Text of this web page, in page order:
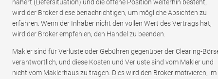
nähert (Liefersituation) und die offene Position weiterhin besteht,
wird der Broker diese benachrichtigen, um mögliche Absichten zu
erfahren. Wenn der Inhaber nicht den vollen Wert des Vertrags hat,
wird der Broker empfehlen, den Handel zu beenden.
Makler sind für Verluste oder Gebühren gegenüber der Clearing-
verantwortlich, und diese Kosten und Verluste sind vom Makler und
nicht vom Maklerhaus zu tragen. Dies wird den Broker motivieren, im